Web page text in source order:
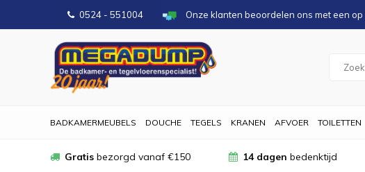
0524 - 551004 Onze klanten beoordelen ons met een op
BADKAMERMEUBELS DOUCHE TEGELS KRANEN AFVOER TOILETTEN
Gratis bezorgd vanaf €150 14 dagen bedenktijd